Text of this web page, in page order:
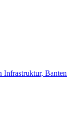
Infrastruktur, Banten